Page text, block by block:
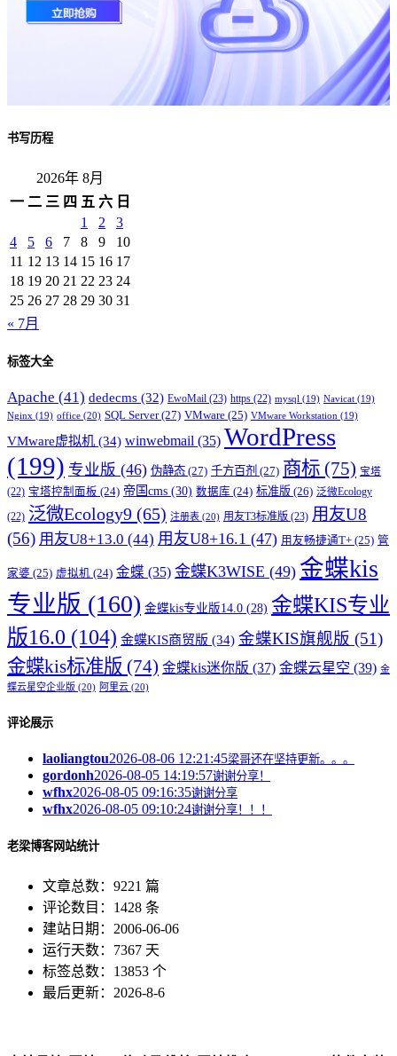
书写历程
2026年 8月
一 二 三 四 五 六 日
1
2
3
4
5 6 7 8 9
10
11 12 13 14 15 16 17
18 19 20 21 22 23 24
25 26 27 28 29 30 31
« 7月
标签大全
Apache (41) dedecms (32) EwoMail (23) https (22) mysql (19) Navicat (19)
Nginx (19) office (20) SQL Server(27) VMware (25) VMware Workstation (19)
VMware虚拟机 (34) winwebmail (35) WordPress
(199) 专业版 (46) 伪静态 (27) 千方百剂 (27) 商标 (75) 宝塔
(22) 宝塔控制面板 (24) 帝国cms (30) 数据库 (24) 标准版 (26) 泛微Ecology
(22) 泛微Ecology9 (65) 注册表 (20) 用友T3标准版 (23) 用友U8
(56) 用友U8+13.0 (44) 用友U8+16.1 (47) 用友畅捷通T+ (25) 管
家婆 (25) 虚拟机 (24) 金蝶 (35) 金蝶K3WISE (49) 金蝶kis
专业版 (160) 金蝶kis专业版14.0 (28) 金蝶KIS专业
版16.0 (104) 金蝶KIS商贸版 (34) 金蝶KIS旗舰版 (51)
金蝶kis标准版 (74) 金蝶kis迷你版 (37) 金蝶云星空 (39) 金
蝶云星空企业版 (20) 阿里云 (20)
评论展示
laoliangtou2026-08-06 12:21:45梁哥还在坚持更新。。。
gordonh2026-08-05 14:19:57谢谢分享！
wfhx2026-08-05 09:16:35谢谢分享
wfhx2026-08-05 09:10:24谢谢分享！！！
老梁博客网站统计
文章总数：9221 篇
评论数目：1428 条
建站日期：2006-06-06
运行天数：7367 天
标签总数：13853 个
最后更新：2026-8-6